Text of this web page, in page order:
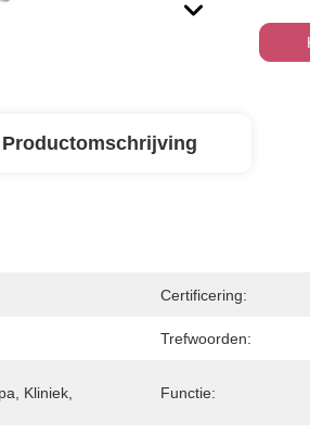
Productomschrijving
Certificering:
Trefwoorden:
Kliniek, Functie: